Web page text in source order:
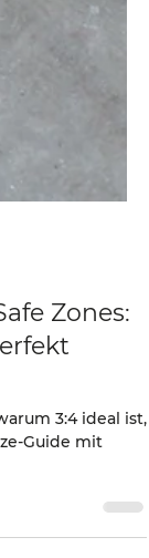
Zones:
3:4 ideal ist,